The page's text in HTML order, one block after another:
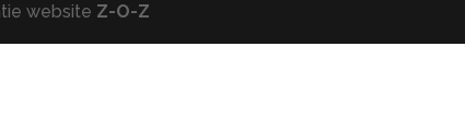
website Z-O-Z